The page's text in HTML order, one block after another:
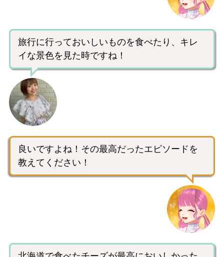
旅行に行っておいしいものを食べたり、キレ
イな景色を見た時ですね！
良いですよね！その最高だったエピソードを
教えてください！